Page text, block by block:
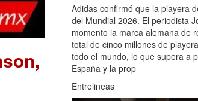
Adidas confirmó que la playera
del Mundial 2026. El periodista
momento la marca alemana de
total de cinco millones de
todo el mundo, lo que supera a
España y la prop
Entrelineas